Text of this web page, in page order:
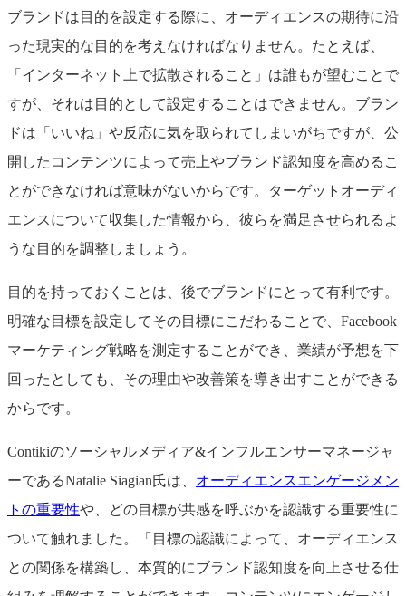
ブランドは目的を設定する際に、オーディエンスの期待に沿
った現実的な目的を考えなければなりません。たとえば、
「インターネット上で拡散されること」は誰もが望むことで
すが、それは目的として設定することはできません。ブラン
ドは「いいね」や反応に気を取られてしまいがちですが、公
開したコンテンツによって売上やブランド認知度を高めるこ
とができなければ意味がないからです。ターゲットオーディ
エンスについて収集した情報から、彼らを満足させられるよ
うな目的を調整しましょう。
目的を持っておくことは、後でブランドにとって有利です。
明確な目標を設定してその目標にこだわることで、Facebook
マーケティング戦略を測定することができ、業績が予想を下
回ったとしても、その理由や改善策を導き出すことができる
からです。
Contikiのソーシャルメディア&インフルエンサーマネージャ
ーであるNatalie Siagian氏は、 オーディエンスエンゲージメン
トの重要性や、どの目標が共感を呼ぶかを認識する重要性に
ついて触れました。「目標の認識によって、オーディエンス
との関係を構築し、本質的にブランド認知度を向上させる仕